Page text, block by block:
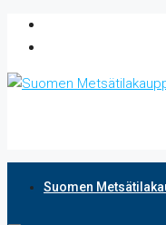
Suomen